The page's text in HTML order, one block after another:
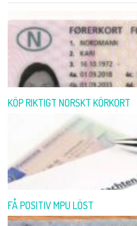
KÖP RIKTIGT NORSKT KÖRKORT
FÅ POSITIV MPU LÖST